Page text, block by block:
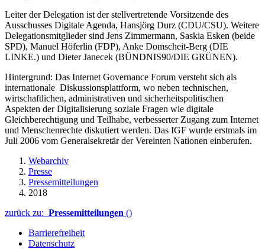
Leiter der Delegation ist der stellvertretende Vorsitzende des
Ausschusses Digitale Agenda, Hansjörg Durz (CDU/CSU). Weitere
Delegationsmitglieder sind Jens Zimmermann, Saskia Esken (beide
SPD), Manuel Höferlin (FDP), Anke Domscheit-Berg (DIE
LINKE.) und Dieter Janecek (BÜNDNIS90/DIE GRÜNEN).
Hintergrund: Das Internet Governance Forum versteht sich als
internationale Diskussionsplattform, wo neben technischen,
wirtschaftlichen, administrativen und sicherheitspolitischen
Aspekten der Digitalisierung soziale Fragen wie digitale
Gleichberechtigung und Teilhabe, verbesserter Zugang zum Internet
und Menschenrechte diskutiert werden. Das IGF wurde erstmals im
Juli 2006 vom Generalsekretär der Vereinten Nationen einberufen.
Webarchiv
Presse
Pressemitteilungen
2018
zurück zu: Pressemitteilungen ()
Barrierefreiheit
Datenschutz